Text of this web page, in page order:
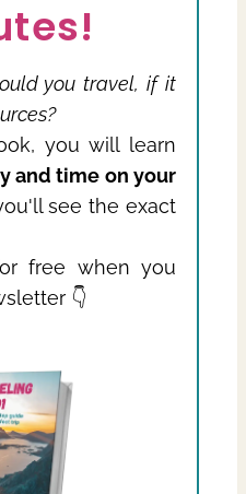
you travel, if it
you will learn
and time on your
see the exact
free when you
👇